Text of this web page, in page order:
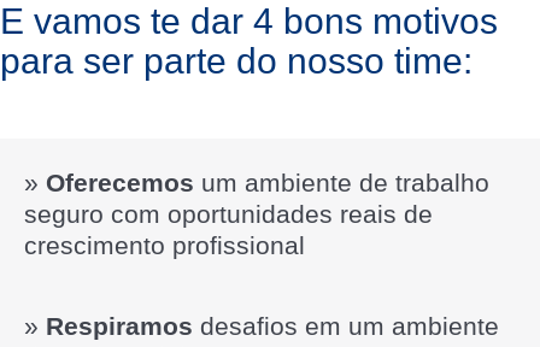
E vamos te dar 4 bons motivos
para ser parte do nosso time:
» Oferecemos um ambiente de trabalho
seguro com oportunidades reais de
crescimento profissional
» Respiramos desafios em um ambiente